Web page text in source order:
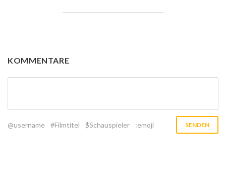
KOMMENTARE
@username #Filmtitel $Schauspieler :emoji